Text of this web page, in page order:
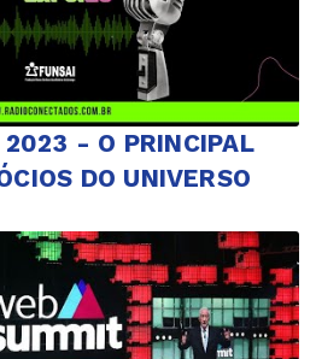
2023 - O PRINCIPAL
DO UNIVERSO